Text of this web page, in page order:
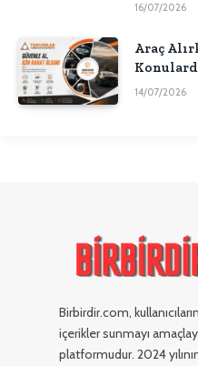
16/07/2026
Araç
14/07/2026
Birbirdir.com,
içerikler sunmayı
platformudur. 2024